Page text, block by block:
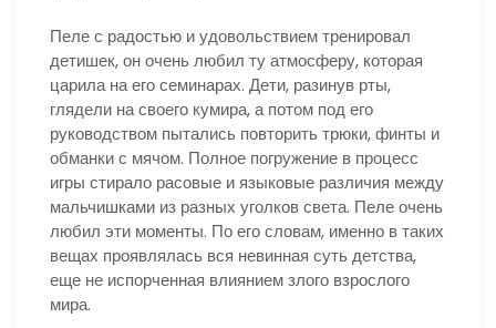
Пеле с радостью и удовольствием тренировал
детишек, он очень любил ту атмосферу, которая
царила на его семинарах. Дети, разинув рты,
глядели на своего кумира, а потом под его
руководством пытались повторить трюки, финты и
обманки с мячом. Полное погружение в процесс
игры стирало расовые и языковые различия между
мальчишками из разных уголков света. Пеле очень
любил эти моменты. По его словам, именно в таких
вещах проявлялась вся невинная суть детства,
еще не испорченная влиянием злого взрослого
мира.